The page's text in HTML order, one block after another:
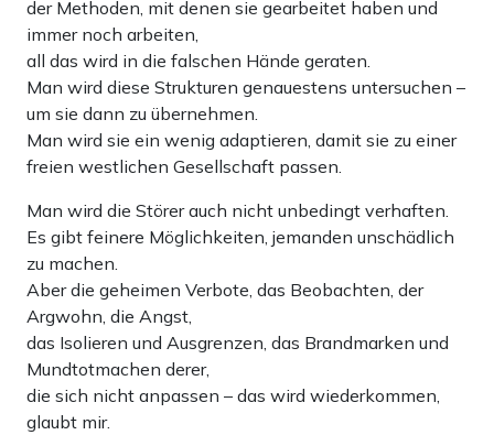
der Methoden, mit denen sie gearbeitet haben und
immer noch arbeiten,
all das wird in die falschen Hände geraten.
Man wird diese Strukturen genauestens untersuchen –
um sie dann zu übernehmen.
Man wird sie ein wenig adaptieren, damit sie zu einer
freien westlichen Gesellschaft passen.
Man wird die Störer auch nicht unbedingt verhaften.
Es gibt feinere Möglichkeiten, jemanden unschädlich
zu machen.
Aber die geheimen Verbote, das Beobachten, der
Argwohn, die Angst,
das Isolieren und Ausgrenzen, das Brandmarken und
Mundtotmachen derer,
die sich nicht anpassen – das wird wiederkommen,
glaubt mir.